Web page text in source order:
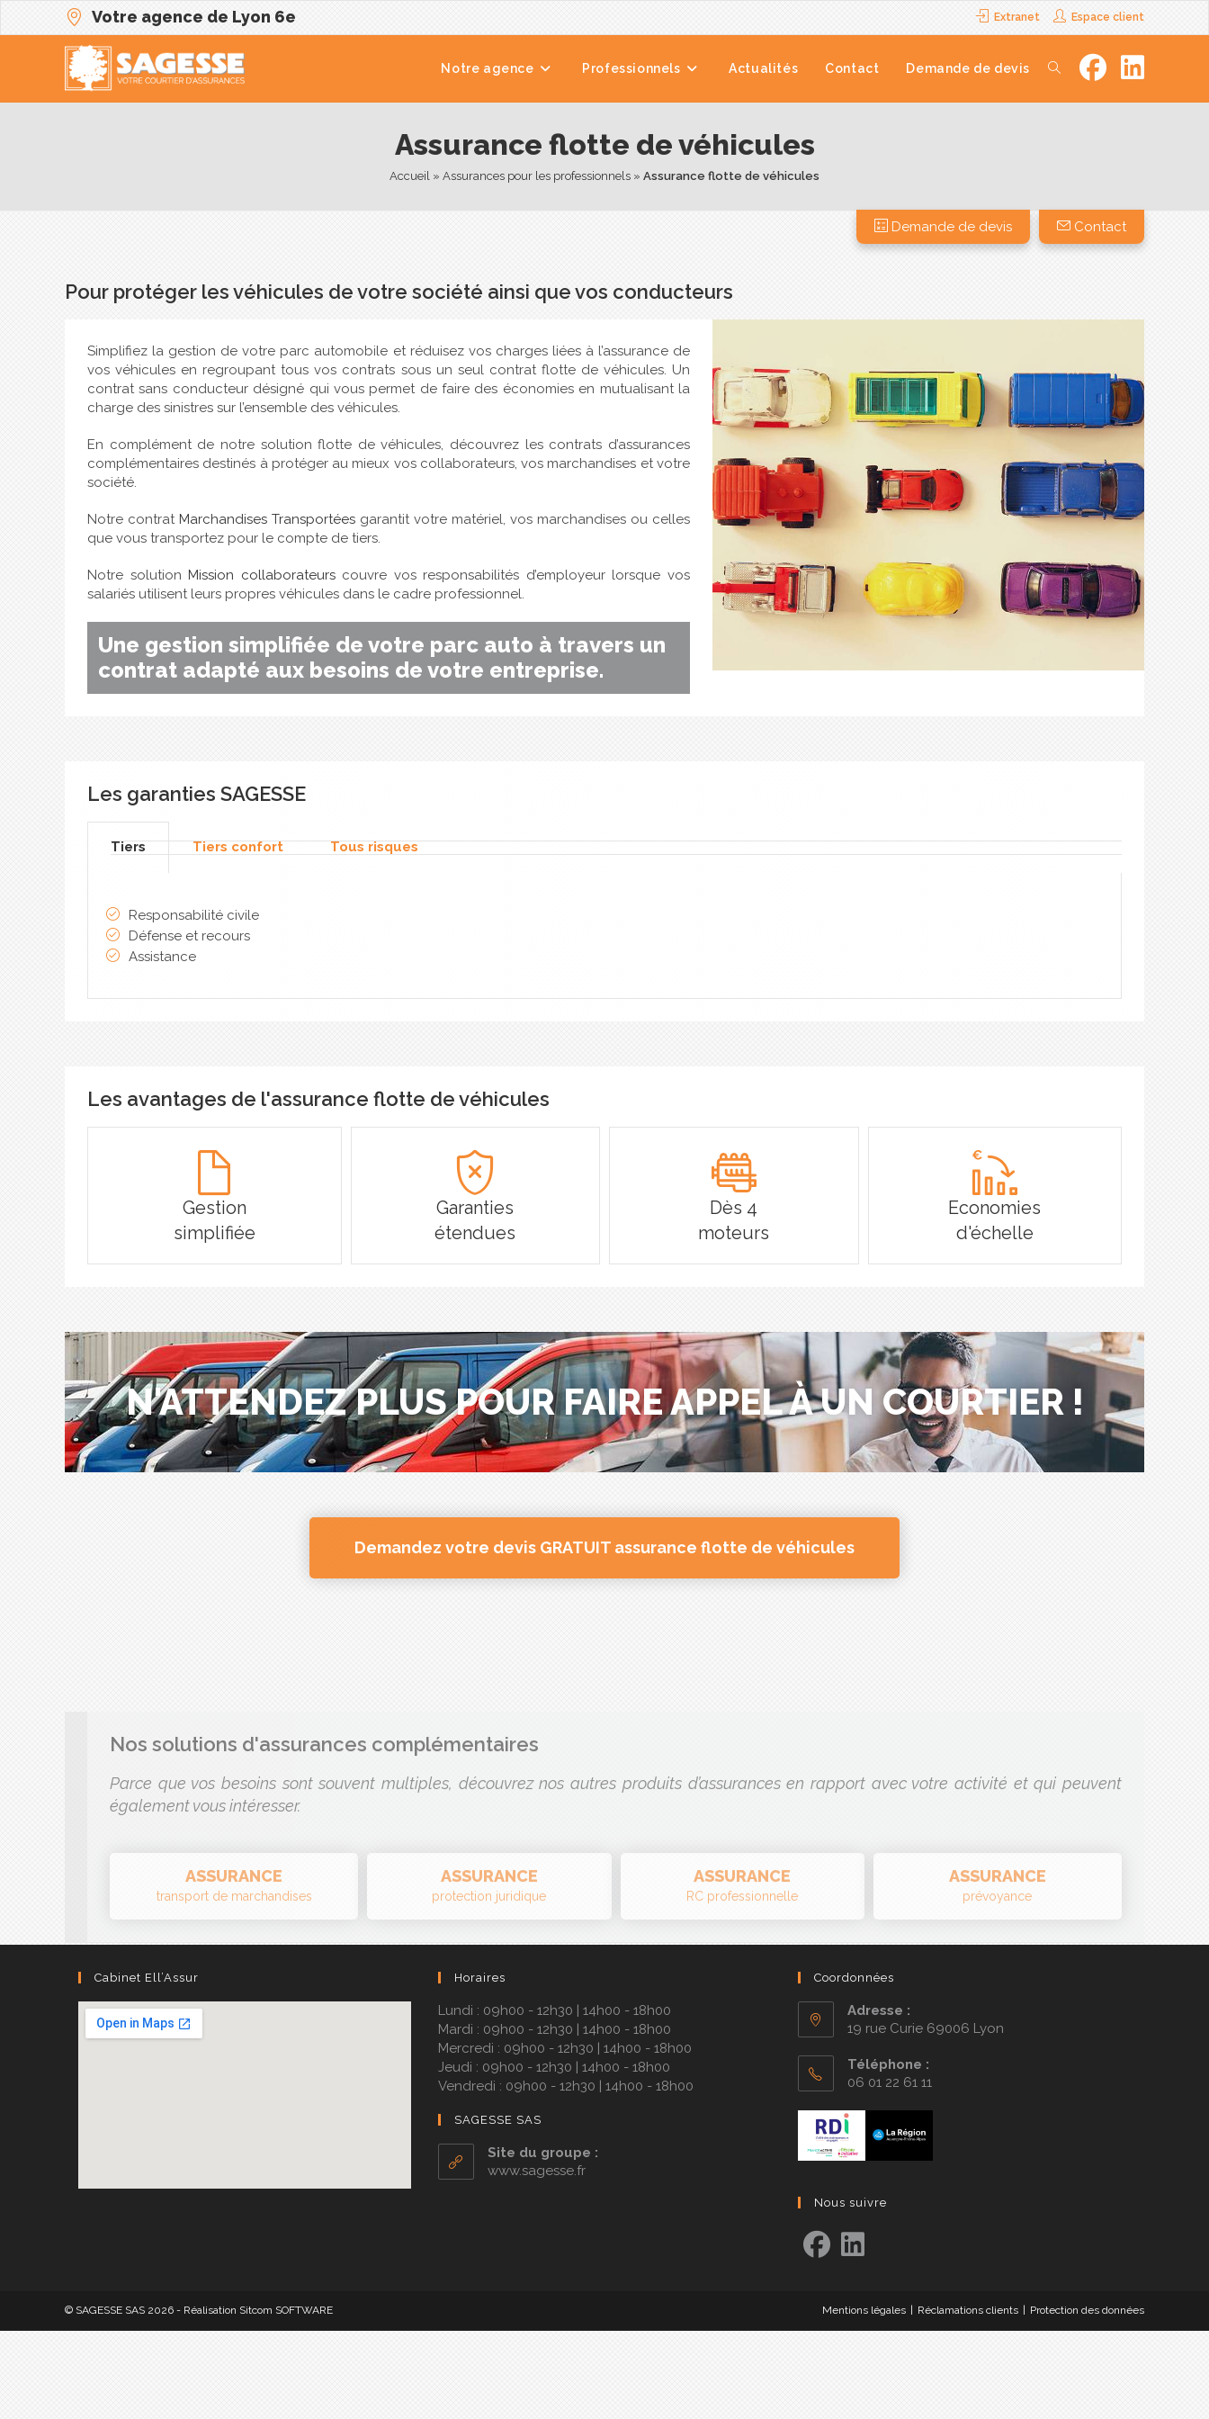
Extranet Espace client
Votre agence de Lyon 6e
Notre agence Professionnels Actualités Contact Demande de devis
Assurance flotte de véhicules
Accueil » Assurances pour les professionnels » Assurance flotte de véhicules
Demande de devis Contact
Pour protéger les véhicules de votre société ainsi que vos conducteurs
Simplifiez la gestion de votre parc automobile et réduisez vos charges liées à l’assurance de
vos véhicules en regroupant tous vos contrats sous un seul contrat flotte de véhicules. Un
contrat sans conducteur désigné qui vous permet de faire des économies en mutualisant la
charge des sinistres sur l’ensemble des véhicules.
En complément de notre solution flotte de véhicules, découvrez les contrats d’assurances
complémentaires destinés à protéger au mieux vos collaborateurs, vos marchandises et votre
société.
Notre contrat Marchandises Transportées garantit votre matériel, vos marchandises ou celles
que vous transportez pour le compte de tiers.
Notre solution Mission collaborateurscouvre vos responsabilités d’employeur lorsque vos
salariés utilisent leurs propres véhicules dans le cadre professionnel.
Une gestion simplifiée de votre parc auto à travers un
contrat adapté aux besoins de votre entreprise.
Les garanties SAGESSE
Tiers Tiers confort Tous risques
Responsabilité civile
Défense et recours
Assistance
Les avantages de l'assurance flotte de véhicules
Gestion
simplifiée
Garanties
étendues
Dès 4
moteurs
Economies
d'échelle
N'ATTENDEZ PLUS POUR FAIRE APPEL À UN COURTIER !
Demandez votre devis GRATUIT assurance flotte de véhicules
ASSURANCE
Cabinet Ell’Assur Horaires
Lundi : 09h00 - 12h30 | 14h00 - 18h00
Mardi : 09h00 - 12h30 | 14h00 - 18h00
Mercredi : 09h00 - 12h30 | 14h00 - 18h00
Jeudi : 09h00 - 12h30 | 14h00 - 18h00
Vendredi : 09h00 - 12h30 | 14h00 - 18h00
SAGESSE SAS
Site du groupe :
www.sagesse.fr
Coordonnées
Adresse :
19 rue Curie 69006 Lyon
Téléphone :
06 01 22 61 11
Nous suivre
Mentions légales Réclamations clients Protection des données
© SAGESSE SAS 2026 - Réalisation Sitcom SOFTWARE